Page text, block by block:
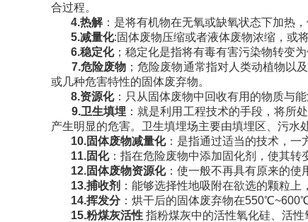
合过程。
4.热解：是将有机物在无氧或缺氧状态下加热
5.减量化:固体废物压缩或者液体废物浓缩，或
6.稳定化；稳定化是指将有毒有害污染物转变
7.危险废物 ；危险废物通常指对人类动植物以
或几种危害特性的固体废弃物。
8.资源化：只从固体废物中回收有用的物质与
9.卫生填埋 ：就是利用工程技术的手段，将所
产生明显的危害。卫生填埋场主要由填埋区、污水
10.固体废物减量化：是指通过适当的技术，一
11.固化：指在危险废物中添加固化剂，使其转
12.固体废物资源化：使一般不再具有原来的使
13.捕收剂 ：能够选择性地吸附在欲选的颗粒
14.挥发分：烘干后的固体废弃物在
15.粉煤灰活性 指粉煤灰中的活性氧化硅、活